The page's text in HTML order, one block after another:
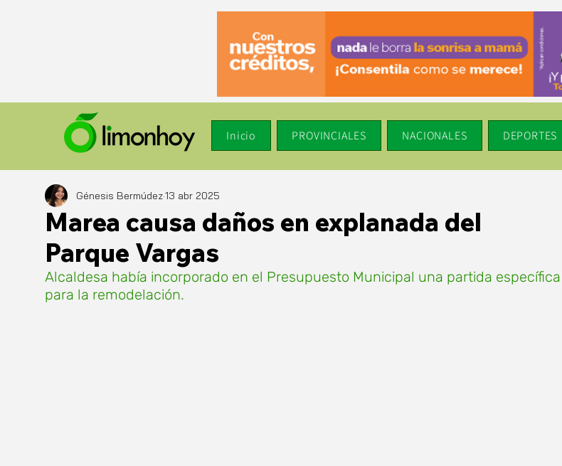
Inicio PROVINCIALES NACIONALES DEPORTES
Marea causa daños en explanada del
Parque Vargas
Génesis Bermúdez13 abr 2025
Alcaldesa había incorporado en el Presupuesto Municipal una partida específica
para la remodelación.